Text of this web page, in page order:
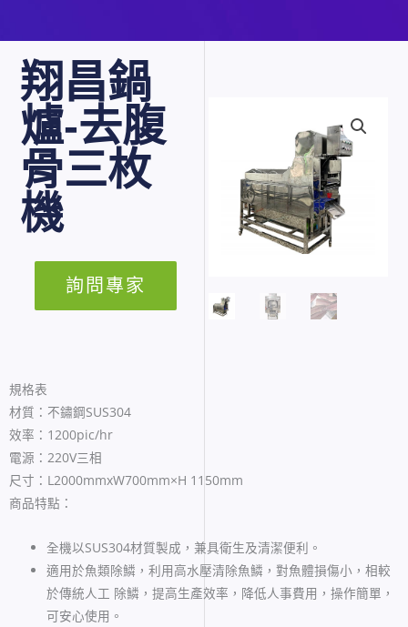
翔昌鍋
爐-去腹
骨三枚
機
詢問專家
規格表
材質：不鏽鋼SUS304
效率：1200pic/hr
電源：220V三相
尺寸：L2000mmxW700mm×H 1150mm
商品特點：
全機以SUS304材質製成，兼具衛生及清潔便利。
適用於魚類除鱗，利用高水壓清除魚鱗，對魚體損傷小，相較
於傳統人工 除鱗，提高生產效率，降低人事費用，操作簡單，
可安心使用。